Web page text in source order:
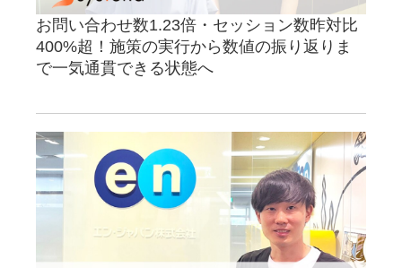
お問い合わせ数1.23倍・セッション数昨対比
400%超！施策の実行から数値の振り返りま
で一気通貫できる状態へ